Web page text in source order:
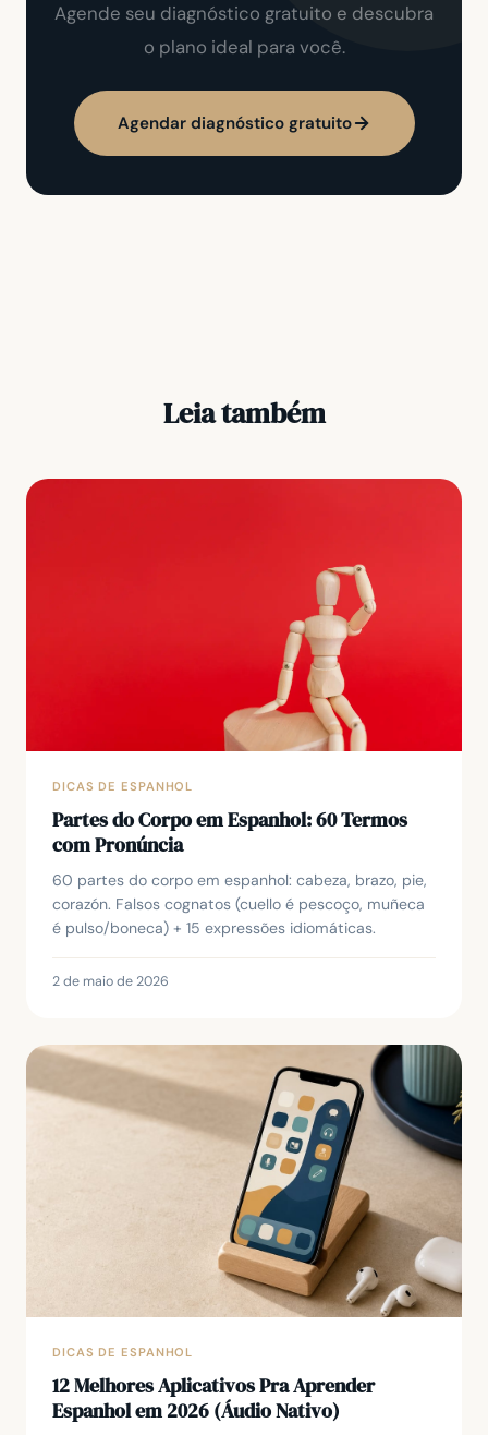
Agende seu diagnóstico gratuito e descubra
o plano ideal para você.
Agendar diagnóstico gratuito
Leia também
DICAS DE ESPANHOL
Partes do Corpo em Espanhol: 60 Termos
com Pronúncia
60 partes do corpo em espanhol: cabeza, brazo, pie,
corazón. Falsos cognatos (cuello é pescoço, muñeca
é pulso/boneca) + 15 expressões idiomáticas.
2 de maio de 2026
DICAS DE ESPANHOL
12 Melhores Aplicativos Pra Aprender
Espanhol em 2026 (Áudio Nativo)